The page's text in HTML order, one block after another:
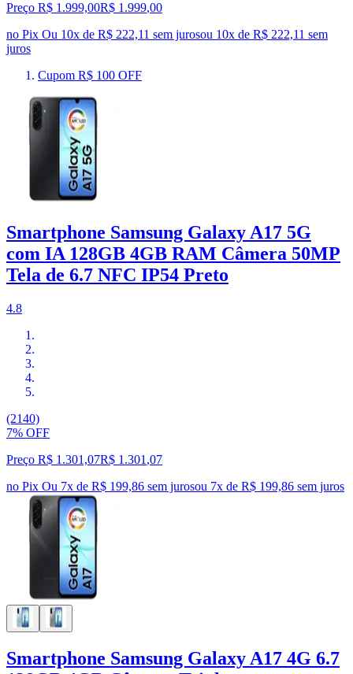
Preço R$ 1.999,00R$ 1.999,00
no Pix Ou 10x de R$ 222,11 sem jurosou 10x de R$ 222,11 sem
juros
Cupom R$ 100 OFF
Smartphone Samsung Galaxy A17 5G
com IA 128GB 4GB RAM Câmera 50MP
Tela de 6.7 NFC IP54 Preto
4.8
(2140)
7% OFF
Preço R$ 1.301,07R$ 1.301 ,07
no Pix Ou 7x de R$ 199,86 sem jurosou 7x de R$ 199,86 sem juros
Smartphone Samsung Galaxy A17 4G 6.7